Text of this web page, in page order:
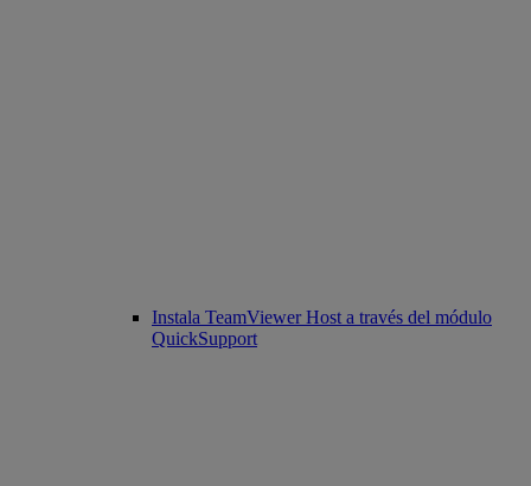
Instala TeamViewer Host a través del módulo
QuickSupport